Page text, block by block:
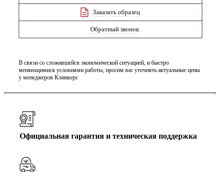
Заказать образец
Обратный звонок
В связи со сложившейся экономической ситуацией, и быстро
меняющимися условиями работы, просим вас уточнять актуальные цены
у менеджеров Клинкерс
Официальная гарантия и техническая поддержка